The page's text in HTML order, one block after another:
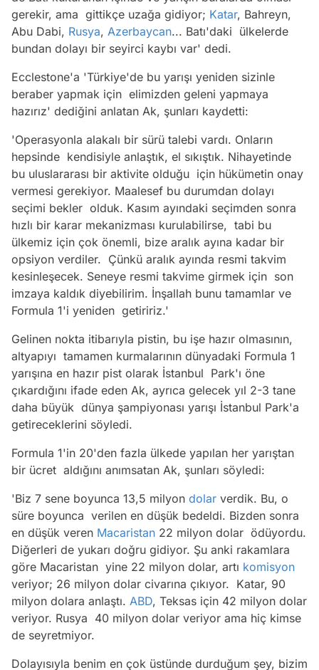
gerekir, ama gittikçe uzağa gidiyor; Katar, Bahreyn,
Abu Dabi, Rusya, Azerbaycan... Batı'daki ülkelerde
bundan dolayı bir seyirci kaybı var' dedi.
Ecclestone'a 'Türkiye'de bu yarışı yeniden sizinle
beraber yapmak için elimizden geleni yapmaya
hazırız' dediğini anlatan Ak, şunları kaydetti:
'Operasyonla alakalı bir sürü talebi vardı. Onların
hepsinde kendisiyle anlaştık, el sıkıştık. Nihayetinde
bu uluslararası bir aktivite olduğu için hükümetin onay
vermesi gerekiyor. Maalesef bu durumdan dolayı
seçimi bekler olduk. Kasım ayındaki seçimden sonra
hızlı bir karar mekanizması kurulabilirse, tabi bu
ülkemiz için çok önemli, bize aralık ayına kadar bir
opsiyon verdiler. Çünkü aralık ayında resmi takvim
kesinleşecek. Seneye resmi takvime girmek için son
imzaya kaldık diyebilirim. İnşallah bunu tamamlar ve
Formula 1'i yeniden getiririz.'
Gelinen nokta itibarıyla pistin, bu işe hazır olmasının,
altyapıyı tamamen kurmalarının dünyadaki Formula 1
yarışına en hazır pist olarak İstanbul Park'ı öne
çıkardığını ifade eden Ak, ayrıca gelecek yıl 2-3 tane
daha büyük dünya şampiyonası yarışı İstanbul Park'a
getireceklerini söyledi.
Formula 1'in 20'den fazla ülkede yapılan her yarıştan
bir ücret aldığını anımsatan Ak, şunları söyledi:
'Biz 7 sene boyunca 13,5 milyon dolar verdik. Bu, o
süre boyunca verilen en düşük bedeldi. Bizden sonra
en düşük veren Macaristan 22 milyon dolar ödüyordu.
Diğerleri de yukarı doğru gidiyor. Şu anki rakamlara
göre Macaristan yine 22 milyon dolar, artı komisyon
veriyor; 26 milyon dolar civarına çıkıyor. Katar, 90
milyon dolara anlaştı. ABD, Teksas için 42 milyon dolar
veriyor. Rusya 40 milyon dolar veriyor ama hiç kimse
de seyretmiyor.
Dolayısıyla benim en çok üstünde durduğum şey, bizim